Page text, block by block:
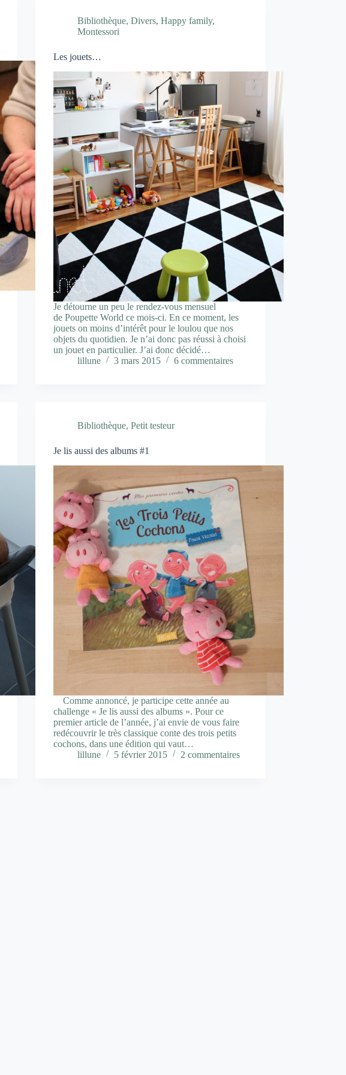
Bibliothèque,Divers,Happy family,
Montessori
Les jouets…
Je détourne un peu le rendez-vous mensuel
de Poupette World ce mois-ci. En ce moment, les
jouets on moins d’intérêt pour le loulou que nos
objets du quotidien. Je n’ai donc pas réussi à choisi
un jouet en particulier. J’ai donc décidé…
lillune
3 mars 2015 6 commentaires
Bibliothèque,Petit testeur
Je lis aussi des albums #1
Comme annoncé, je participe cette année au
challenge « Je lis aussi des albums ». Pour ce
premier article de l’année, j’ai envie de vous faire
redécouvrir le très classique conte des trois petits
cochons, dans une édition qui vaut…
lillune
5 février 2015 2 commentaires